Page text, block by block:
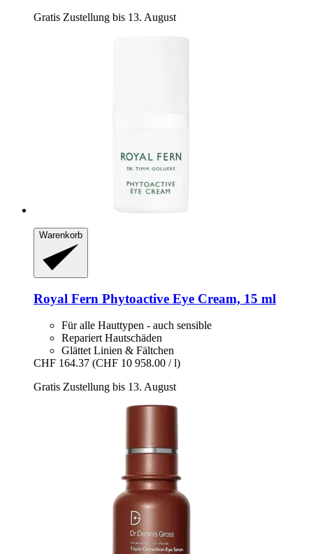
Gratis Zustellung bis 13. August
Warenkorb
Royal Fern Phytoactive Eye Cream, 15 ml
Für alle Hauttypen - auch sensible
Repariert Hautschäden
Glättet Linien & Fältchen
CHF 164.37 (CHF 10 958.00 / l)
Gratis Zustellung bis 13. August